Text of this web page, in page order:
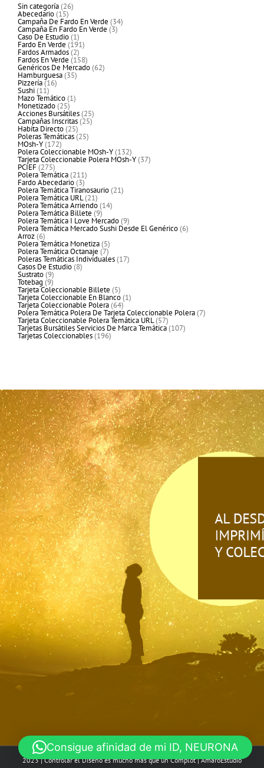
Sin categoría 2626
productos
Abecedario 1515
productos
Campaña De Fardo En Verde 3434
productos
Campaña En Fardo En Verde 33
productos
Caso De Estudio 11
producto
Fardo En Verde 191191
productos
Fardos Armados 22
productos
Fardos En Verde 158158
productos
Genéricos De Mercado 6262
productos
Hamburguesa 3535
productos
Pizzería 1616
productos
Sushi 1111
productos
Mazo Temático 11
producto
Monetizado 2525
productos
Acciones Bursátiles 2525
productos
Campañas Inscritas 2525
productos
Habita Directo 2525
productos
Poleras Temáticas 2525
productos
MOsh-Y 172172
productos
Polera Coleccionable MOsh-Y 132132
productos
Tarjeta Coleccionable Polera MOsh-Y 3737
productos
PCIEF 275275
productos
Polera Temática 211211
productos
Fardo Abecedario 33
productos
Polera Temática Tiranosaurio 2121
productos
Polera Temática URL 2121
productos
Polera Temática Arriendo 1414
productos
Polera Temática Billete 99
productos
Polera Temática I Love Mercado 99
productos
Polera Temática Mercado Sushi Desde El Genérico 66
productos
Arroz 66
productos
Polera Temática Monetiza 55
productos
Polera Temática Octanaje 77
productos
Poleras Temáticas Individuales 1717
productos
Casos De Estudio 88
productos
Sustrato 99
productos
Totebag 99
productos
Tarjeta Coleccionable Billete 55
productos
Tarjeta Coleccionable En Blanco 11
producto
Tarjeta Coleccionable Polera 6464
productos
Polera Temática Polera De Tarjeta Coleccionable Polera 77
productos
Tarjeta Coleccionable Polera Temática URL 5757
productos
Tarjetas Bursátiles Servicios De Marca Temática 107107
productos
Tarjetas Coleccionables 196196
productos
2023 | Controlar el Diseño es mucho más que un Complot |AmaroEstudio
Consigue afinidad de mi ID, NEURONA